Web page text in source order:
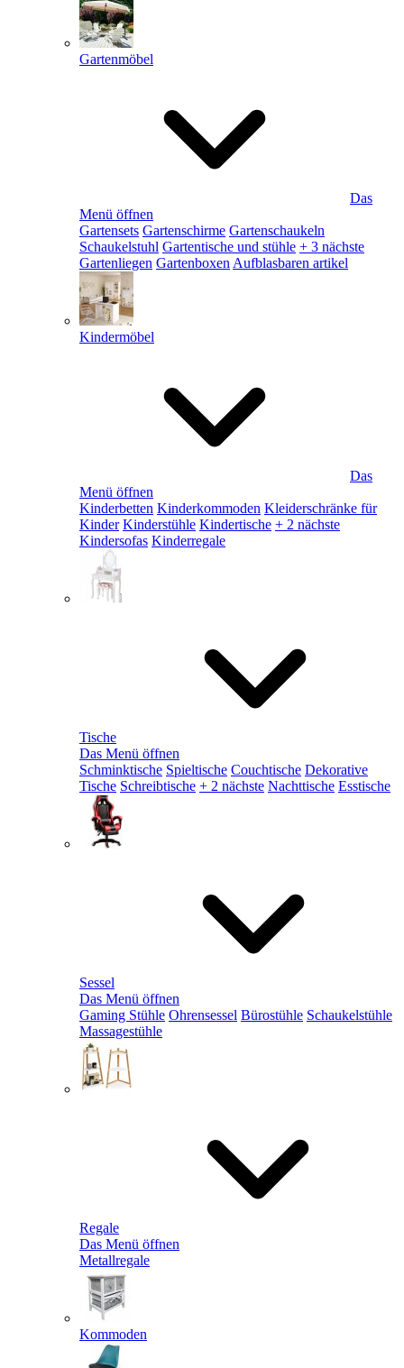
Gartenmöbel
Das
Menü öffnen
Gartensets Gartenschirme Gartenschaukeln
Schaukelstuhl Gartentische und stühle + 3 nächste
Gartenliegen Gartenboxen Aufblasbaren artikel
Kindermöbel
Das
Menü öffnen
Kinderbetten Kinderkommoden Kleiderschränke für
Kinder Kinderstühle Kindertische + 2 nächste
Kindersofas Kinderregale
Tische
Das Menü öffnen
Schminktische Spieltische Couchtische Dekorative
Tische Schreibtische + 2 nächste Nachttische Esstische
Sessel
Das Menü öffnen
Gaming Stühle Ohrensessel Bürostühle Schaukelstühle
Massagestühle
Regale
Das Menü öffnen
Metallregale
Kommoden